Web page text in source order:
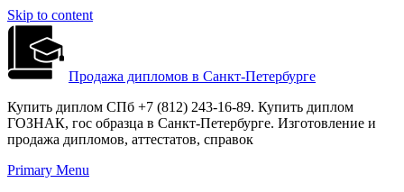
Skip to content
Продажа дипломов в Санкт-Петербурге
Купить диплом СПб +7 (812) 243-16-89. Купить диплом
ГОЗНАК, гос образца в Санкт-Петербурге. Изготовление и
продажа дипломов, аттестатов, справок
Primary Menu